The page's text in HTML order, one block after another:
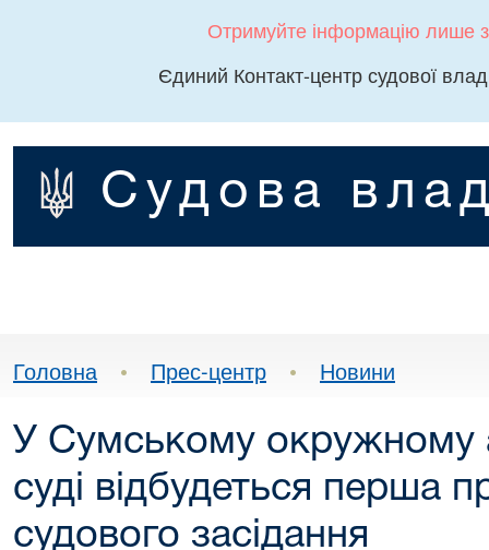
Отримуйте інформацію лише
Єдиний Контакт-центр судової
Судова
Головна • Прес-центр • Новини
У Сумському окружному
суді відбудеться перша
судового засідання